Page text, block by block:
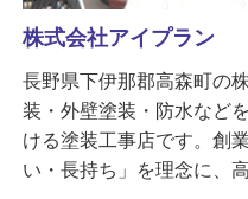
株式会社アイプラン
長野県下伊那郡高森町の
装・外壁塗装・防水など
ける塗装工事店です。創
い・長持ち」を理念に、